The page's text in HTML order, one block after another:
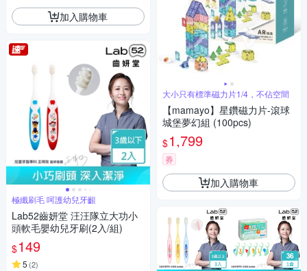
加入購物車
極纖刷毛 呵護幼兒牙齦
Lab52齒妍堂 汪汪隊立大功小
頭軟毛嬰幼兒牙刷(2入/組)
$149
5 (2)
大小只有標準磁力片1/4，不佔空間
【mamayo】星鑽磁力片-滾球
城堡夢幻組 (100pcs)
$1,799
券
加入購物車